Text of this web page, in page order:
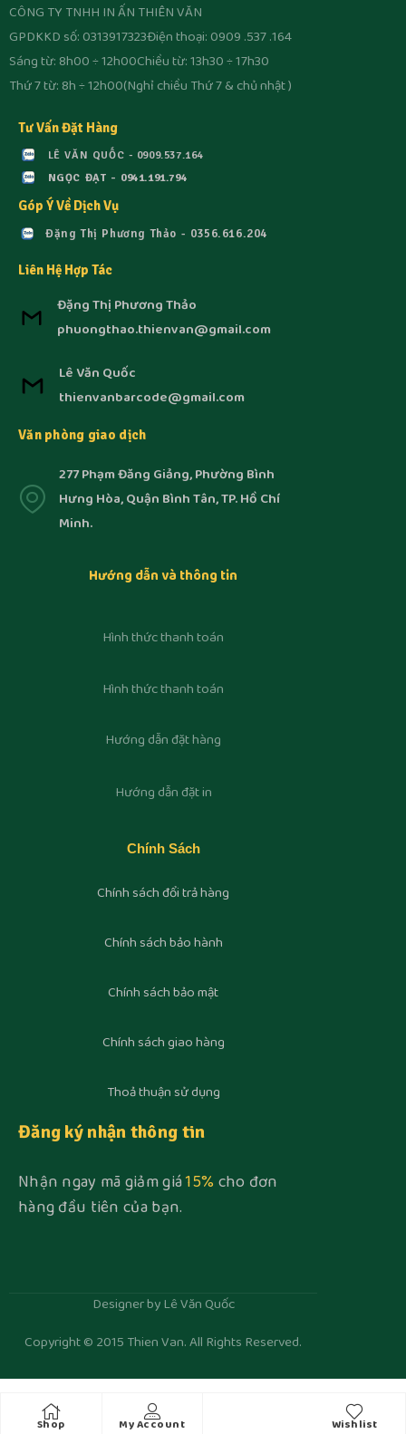
Shop My Account Wishlist
CÔNG TY TNHH IN ẤN THIÊN VĂN
GPDKKD số: 0313917323Điện thoại: 0909 .537 .164
Sáng từ: 8h00 ÷ 12h00Chiều từ: 13h30 ÷ 17h30
Thứ 7 từ: 8h ÷ 12h00(Nghỉ chiều Thứ 7 & chủ nhật )
Tư Vấn Đặt Hàng
LÊ VĂN QUỐC - 0909.537.164
NGỌC ĐẠT - 0941.191.794
Góp Ý Về Dịch Vụ
Đặng Thị Phương Thảo - 0356.616.204
Liên Hệ Hợp Tác
Đặng Thị Phương Thảo
phuongthao.thienvan@gmail.com
Lê Văn Quốc
thienvanbarcode@gmail.com
Văn phòng giao dịch
277 Phạm Đăng Giảng, Phường Bình
Hưng Hòa, Quận Bình Tân, TP. Hồ Chí
Minh.
Hướng dẫn và thông tin
Hình thức thanh toán
Hình thức thanh toán
Hướng dẫn đặt hàng
Hướng dẫn đặt in
Chính Sách
Chính sách đổi trả hàng
Chính sách bảo hành
Chính sách bảo mật
Chính sách giao hàng
Thoả thuận sử dụng
Đăng ký nhận thông tin
Nhận ngay mã giảm giá15%cho đơn
hàng đầu tiên của bạn.
Designer by Lê Văn Quốc
Copyright © 2015 Thien Van. All Rights Reserved.